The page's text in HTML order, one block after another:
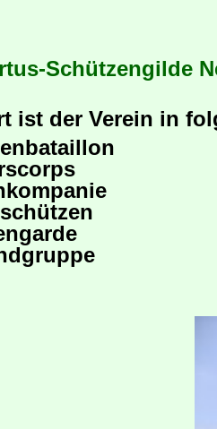
Schützengilde
ist der Verein in